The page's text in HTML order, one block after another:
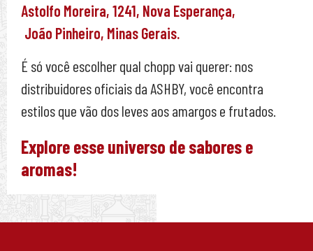
Astolfo Moreira,1241, Nova Esperança,
João Pinheiro, Minas Gerais.
É só você escolher qual chopp vai querer: nos
distribuidores oficiais da ASHBY, você encontra
estilos que vão dos leves aos amargos e frutados.
Explore esse universo de sabores e
aromas!